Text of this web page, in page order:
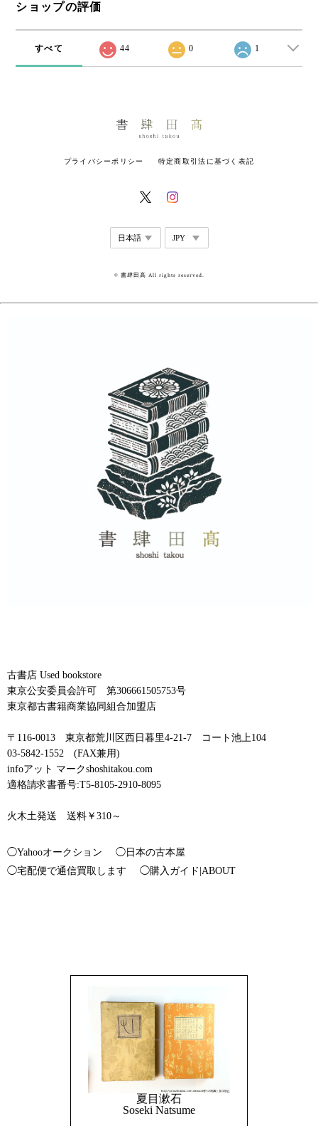
ショップの評価
すべて 44 0 1
プライバシーポリシー 特定商取引法に基づく表記
© 書肆田高 All rights reserved.
古書店 Used bookstore
東京公安委員会許可 第306661505753号
東京都古書籍商業協同組合加盟店
〒116-0013 東京都荒川区西日暮里4-21-7 コート池上104
03-5842-1552 (FAX兼用)
infoアット マークshoshitakou.com
適格請求書番号:T5-8105-2910-8095
火木土発送 送料￥310～
◯Yahooオークション
◯日本の古本屋
◯宅配便で通信買取します
◯購入ガイド|ABOUT
夏目漱石
Soseki Natsume